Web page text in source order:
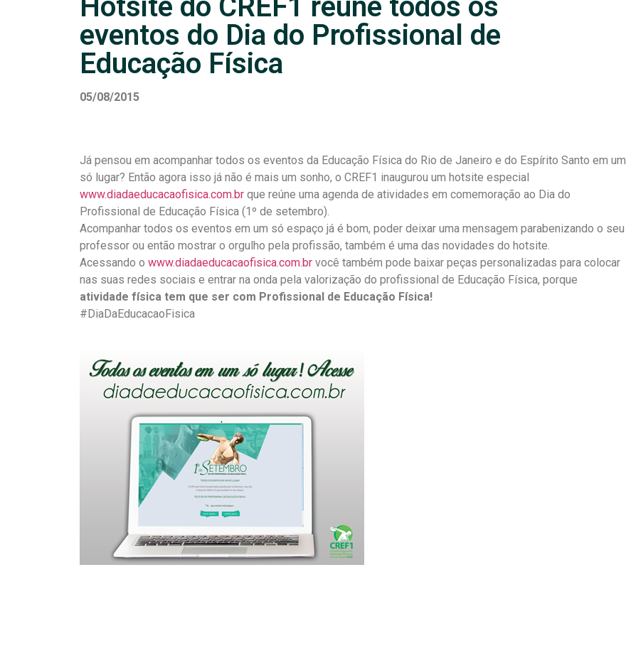
Hotsite do CREF1 reúne todos os
eventos do Dia do Profissional de
Educação Física
05/08/2015
Já pensou em acompanhar todos os eventos da Educação Física do Rio de Janeiro e do Espírito Santo em um
só lugar? Então agora isso já não é mais um sonho, o CREF1 inaugurou um hotsite especial
www.diadaeducacaofisica.com.br que reúne uma agenda de atividades em comemoração ao Dia do
Profissional de Educação Física (1º de setembro).
Acompanhar todos os eventos em um só espaço já é bom, poder deixar uma mensagem parabenizando o seu
professor ou então mostrar o orgulho pela profissão, também é uma das novidades do hotsite.
Acessando o www.diadaeducacaofisica.com.br você também pode baixar peças personalizadas para colocar
nas suas redes sociais e entrar na onda pela valorização do profissional de Educação Física, porque
atividade física tem que ser com Profissional de Educação Física!
#DiaDaEducacaoFisica